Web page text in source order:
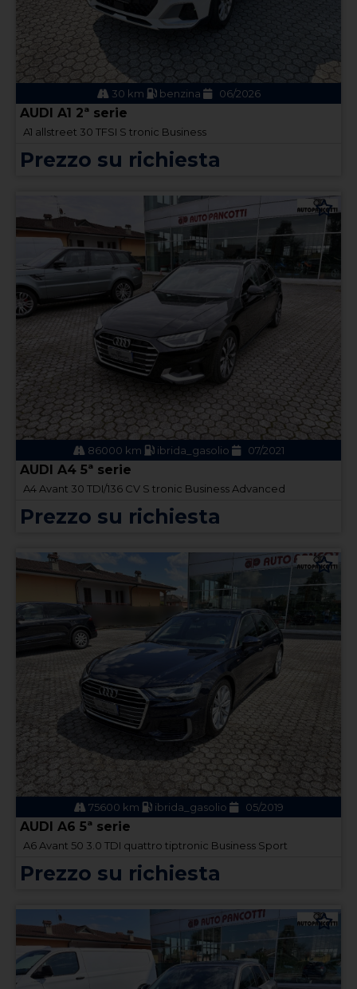
30 km benzina 06/2026
AUDI A1 2ª serie
A1 allstreet 30 TFSI S tronic Business
Prezzo su richiesta
86000 km ibrida_gasolio 07/2021
AUDI A4 5ª serie
A4 Avant 30 TDI/136 CV S tronic Business Advanced
Prezzo su richiesta
75600 km ibrida_gasolio 05/2019
AUDI A6 5ª serie
A6 Avant 50 3.0 TDI quattro tiptronic Business Sport
Prezzo su richiesta